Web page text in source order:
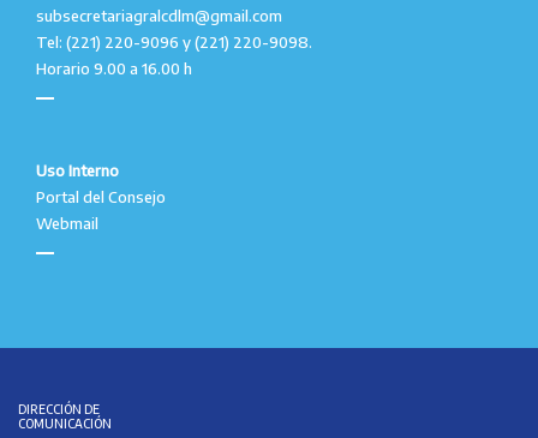
subsecretariagralcdlm@gmail.com
Tel: (221) 220-9096 y (221) 220-9098.
Horario 9.00 a 16.00 h
Uso Interno
Portal del Consejo
Webmail
DIRECCIÓN DE
COMUNICACIÓN